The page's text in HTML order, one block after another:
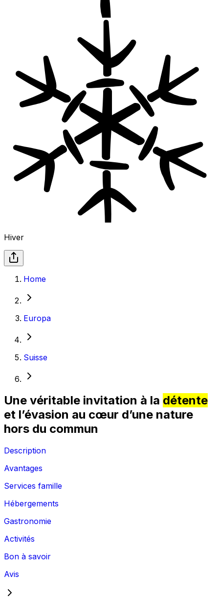
Hiver
Home
Europa
Suisse
Une véritable invitation à la détente
et l’évasion au cœur d’une nature
hors du commun
Description
Avantages
Services famille
Hébergements
Gastronomie
Activités
Bon à savoir
Avis